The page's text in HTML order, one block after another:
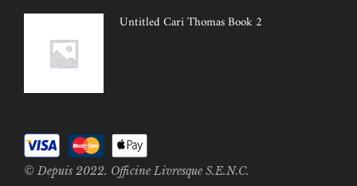
Untitled Cari Thomas Book 2
© Depuis 2022. Officine Livresque S.E.N.C.